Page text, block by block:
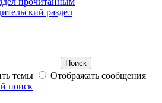
раздел
темы
Отображать сообщения
поиск